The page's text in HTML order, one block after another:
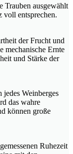
Trauben ausgewählt
voll entsprechen.
der Frucht und
mechanische Ernte
und Stärke der
jedes Weinberges
das wahre
können große
Ruhezeit